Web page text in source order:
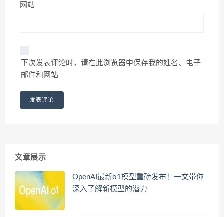
网站
下次发表评论时，请在此浏览器中保存我的姓名、电子
邮件和网站
文章展示
OpenAI最新o1模型重磅发布！一文带你
深入了解新模型的潜力